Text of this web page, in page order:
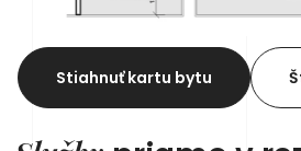
Stiahnuť kartu bytu